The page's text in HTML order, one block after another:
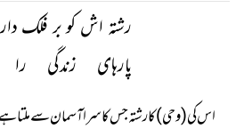
رشتہ اش کو بر فلک
پارہای زندگی
اس کی (وحی) کا رشتہ جس کا سرا آسمان سے ملتا